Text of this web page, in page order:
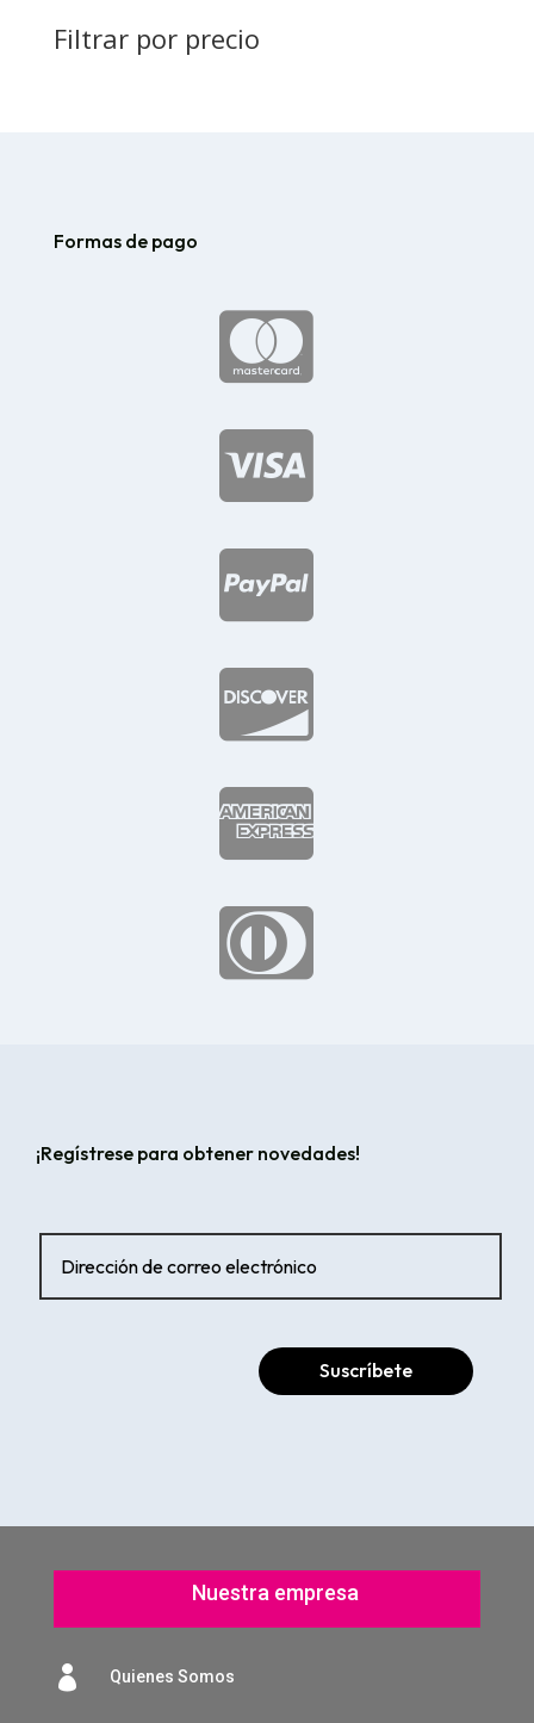
Filtrar por precio
Formas de pago






¡Regístrese para obtener novedades!
Suscríbete
Nuestra empresa
 Quienes Somos